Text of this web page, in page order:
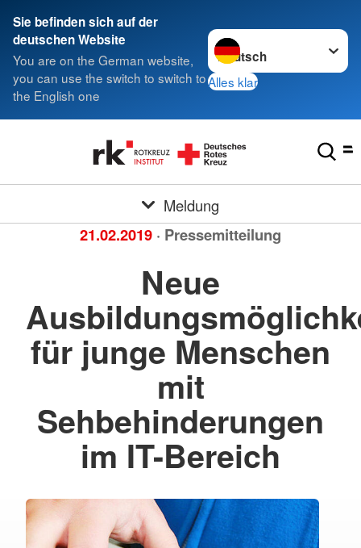
Sie befinden sich auf der
deutschen Website
You are on the German website,
you can use the switch to switch to
the English one
Sprache wechseln zu
Alles klar
Meldung
21.02.2019 · Pressemitteilung
Neue
für junge Menschen
mit
Sehbehinderungen
im IT-Bereich